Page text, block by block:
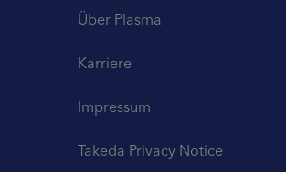
Über Plasma
Karriere
Impressum
Takeda Privacy Notice